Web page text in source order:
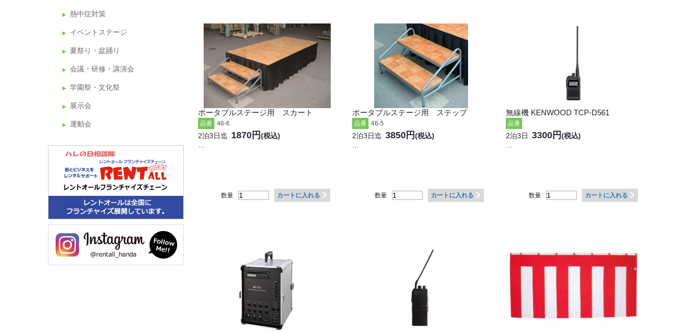
熱中症対策
イベントステージ
夏祭り・盆踊り
会議・研修・講演会
学園祭・文化祭
展示会
運動会
ポータブルステージ用 スカート
品番 46-6
2泊3日迄 1870円(税込)
…
数量 カートに入れる
ポータブルステージ用 ステップ
品番 46-5
2泊3日迄 3850円(税込)
…
数量 カートに入れる
無線機 KENWOOD TCP-D561
品番
2泊3日 3300円(税込)
…
数量 カートに入れる